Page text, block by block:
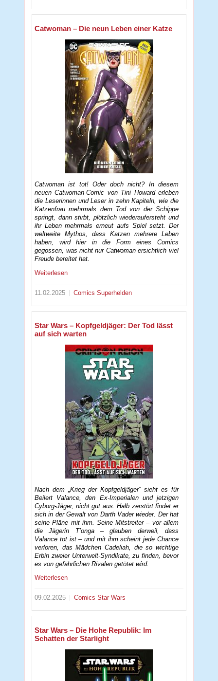
Catwoman – Die neun Leben einer Katze
Catwoman ist tot! Oder doch nicht? In diesem
neuen Catwoman-Comic von Tini Howard erleben
die Leserinnen und Leser in zehn Kapiteln, wie die
Katzenfrau mehrmals dem Tod von der Schippe
springt, dann stirbt, plötzlich wiederaufersteht und
ihr Leben mehrmals erneut aufs Spiel setzt. Der
weltweite Mythos, dass Katzen mehrere Leben
haben, wird hier in die Form eines Comics
gegossen, was nicht nur Catwoman ersichtlich viel
Freude bereitet hat.
Weiterlesen
11.02.2025 ComicsSuperhelden
Star Wars – Kopfgeldjäger: Der Tod lässt
auf sich warten
Nach dem „Krieg der Kopfgeldjäger“ sieht es für
Beilert Valance, den Ex-Imperialen und jetzigen
Cyborg-Jäger, nicht gut aus. Halb zerstört findet er
sich in der Gewalt von Darth Vader wieder. Der hat
seine Pläne mit ihm. Seine Mitstreiter – vor allem
die Jägerin T’onga – glauben derweil, dass
Valance tot ist – und mit ihm scheint jede Chance
verloren, das Mädchen Cadeliah, die so wichtige
Erbin zweier Unterwelt-Syndikate, zu finden, bevor
es von gefährlichen Rivalen getötet wird.
Weiterlesen
09.02.2025 ComicsStar Wars
Star Wars – Die Hohe Republik: Im
Schatten der Starlight